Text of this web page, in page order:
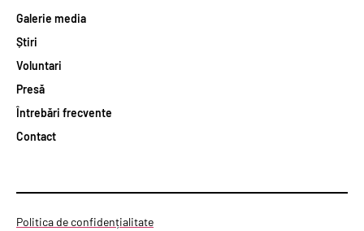
Galerie media
Știri
Voluntari
Presă
Întrebări frecvente
Contact
Politica de confidențialitate